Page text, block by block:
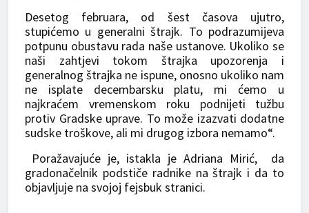
Desetog februara, od šest časova ujutro,
stupićemo u generalni štrajk. To podrazumijeva
potpunu obustavu rada naše ustanove. Ukoliko se
naši zahtjevi tokom štrajka upozorenja i
generalnog štrajka ne ispune, onosno ukoliko nam
ne isplate decembarsku platu, mi ćemo u
najkraćem vremenskom roku podnijeti tužbu
protiv Gradske uprave. To može izazvati dodatne
sudske troškove, ali mi drugog izbora nemamo“.
Poražavajuće je, istakla je Adriana Mirić, da
gradonačelnik podstiče radnike na štrajk i da to
objavljuje na svojoj fejsbuk stranici.